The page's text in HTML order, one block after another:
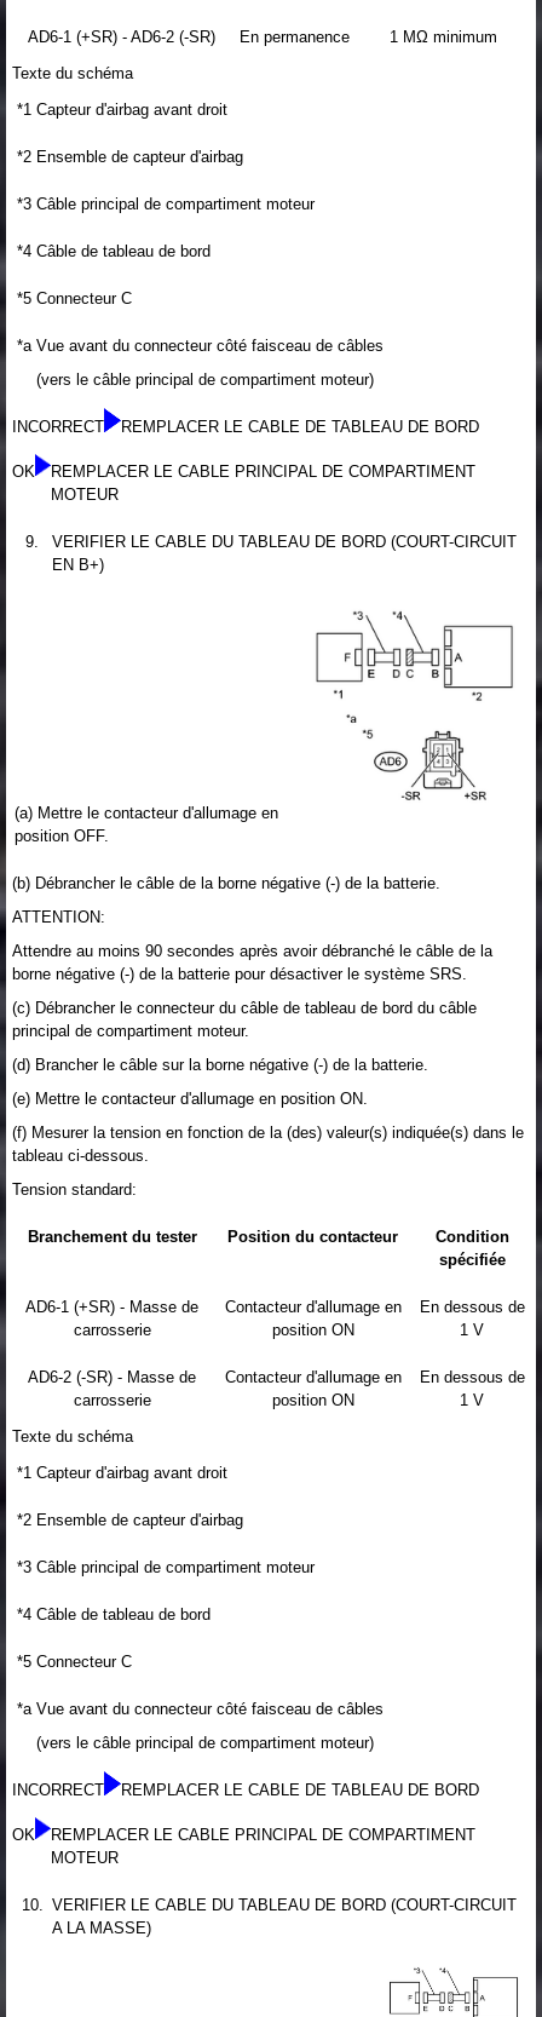
AD6-1 (+SR) - AD6-2 (-SR) En permanence
1 MΩ minimum
Texte du schéma
*1 Capteur d'airbag avant droit
*2 Ensemble de capteur d'airbag
*3 Câble principal de compartiment moteur
*4 Câble de tableau de bord
*5 Connecteur C
*a Vue avant du connecteur côté faisceau de câbles
(vers le câble principal de compartiment moteur)
INCORRECT REMPLACER LE CABLE DE TABLEAU DE BORD
OK
REMPLACER LE CABLE PRINCIPAL DE COMPARTIMENT
MOTEUR
9.
VERIFIER LE CABLE DU TABLEAU DE BORD (COURT-CIRCUIT
EN B+)
(a) Mettre le contacteur d'allumage en
position OFF.
(b) Débrancher le câble de la borne négative (-) de la batterie.
ATTENTION:
Attendre au moins 90 secondes après avoir débranché le câble de la
borne négative (-) de la batterie pour désactiver le système SRS.
(c) Débrancher le connecteur du câble de tableau de bord du câble
principal de compartiment moteur.
(d) Brancher le câble sur la borne négative (-) de la batterie.
(e) Mettre le contacteur d'allumage en position ON.
(f) Mesurer la tension en fonction de la (des) valeur(s) indiquée(s) dans le
tableau ci-dessous.
Tension standard:
Branchement du tester Position du contacteur
Condition
spécifiée
AD6-1 (+SR) - Masse de
carrosserie
Contacteur d'allumage en
position ON
En dessous de
1 V
AD6-2 (-SR) - Masse de
carrosserie
Contacteur d'allumage en
position ON
En dessous de
1 V
Texte du schéma
*1 Capteur d'airbag avant droit
*2 Ensemble de capteur d'airbag
*3 Câble principal de compartiment moteur
*4 Câble de tableau de bord
*5 Connecteur C
*a Vue avant du connecteur côté faisceau de câbles
(vers le câble principal de compartiment moteur)
INCORRECT REMPLACER LE CABLE DE TABLEAU DE BORD
OK
REMPLACER LE CABLE PRINCIPAL DE COMPARTIMENT
MOTEUR
10.
VERIFIER LE CABLE DU TABLEAU DE BORD (COURT-CIRCUIT
A LA MASSE)